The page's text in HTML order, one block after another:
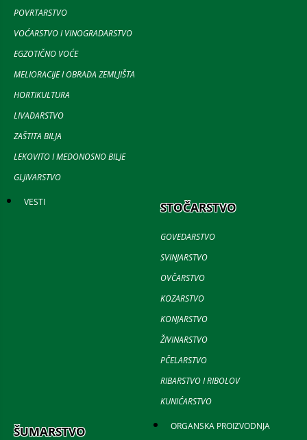
POVRTARSTVO
VOĆARSTVO I VINOGRADARSTVO
EGZOTIČNO VOĆE
MELIORACIJE I OBRADA ZEMLJIŠTA
HORTIKULTURA
LIVADARSTVO
ZAŠTITA BILJA
LEKOVITO I MEDONOSNO BILJE
GLJIVARSTVO
VESTI STOČARSTVO
GOVEDARSTVO
SVINJARSTVO
OVČARSTVO
KOZARSTVO
KONJARSTVO
ŽIVINARSTVO
PČELARSTVO
RIBARSTVO I RIBOLOV
KUNIĆARSTVO
ŠUMARSTVO ORGANSKA PROIZVODNJA